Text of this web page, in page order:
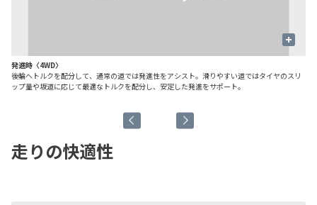
+
発進時〈4WD〉
後輪へトルクを配分して、通常の道では発進性をアシスト。滑りやすい道ではタイヤのスリ
ップ量や坂道に応じて最適なトルクを配分し、安定した発進をサポート。
走りの快適性